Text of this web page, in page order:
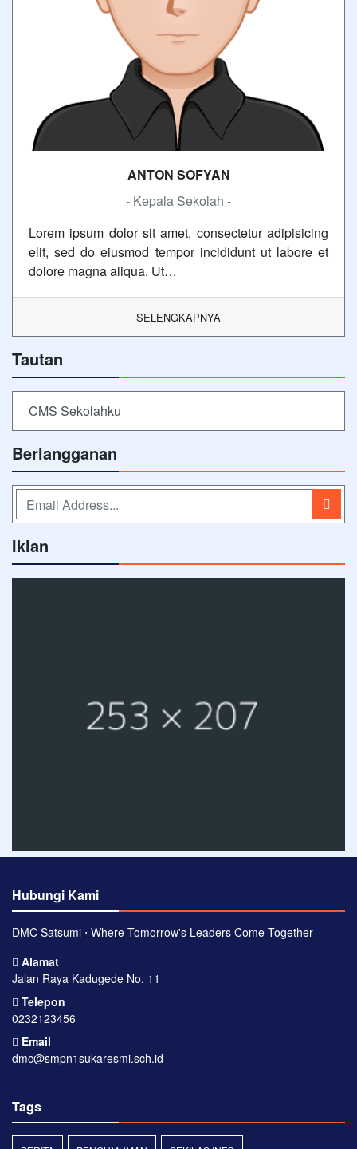
ANTON SOFYAN
- Kepala Sekolah -
Lorem ipsum dolor sit amet, consectetur adipisicing
elit, sed do eiusmod tempor incididunt ut labore et
dolore magna aliqua. Ut…
SELENGKAPNYA
Tautan
CMS Sekolahku
Berlangganan
Iklan
Hubungi Kami
DMC Satsumi ⋅ Where Tomorrow's Leaders Come Together
Alamat
Jalan Raya Kadugede No. 11
Telepon
0232123456
Email
dmc@smpn1sukaresmi.sch.id
Tags